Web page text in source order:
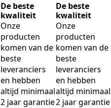
De beste
kwaliteit
Onze
producten
komen van de
beste
leveranciers
en hebben
altijd minimaal
2 jaar garantie
De beste
kwaliteit
Onze
producten
komen van de
beste
leveranciers
en hebben
altijd minimaal
2 jaar garantie